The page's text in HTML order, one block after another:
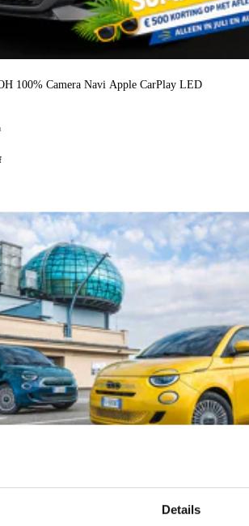
Details
100% Camera Navi Apple CarPlay LED